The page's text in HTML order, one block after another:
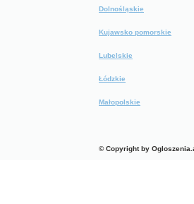
Dolnośląskie
Kujawsko pomorskie
Lubelskie
Łódzkie
Małopolskie
© Copyright by